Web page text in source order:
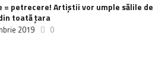
= petrecere! Artiștii vor umple sălile de
toată țara
2019 0